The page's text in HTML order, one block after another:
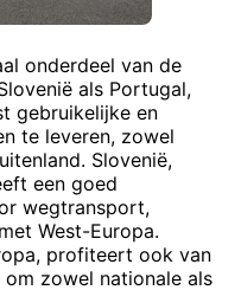
onderdeel van de
als Portugal,
gebruikelijke en
te leveren, zowel
Slovenië,
een goed
wegtransport,
West-Europa.
profiteert ook van
zowel nationale als